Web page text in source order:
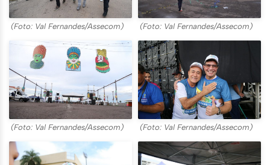
(Foto: Val Fernandes/Assecom) (Foto: Val Fernandes/Assecom)
(Foto: Val Fernandes/Assecom) (Foto: Val Fernandes/Assecom)